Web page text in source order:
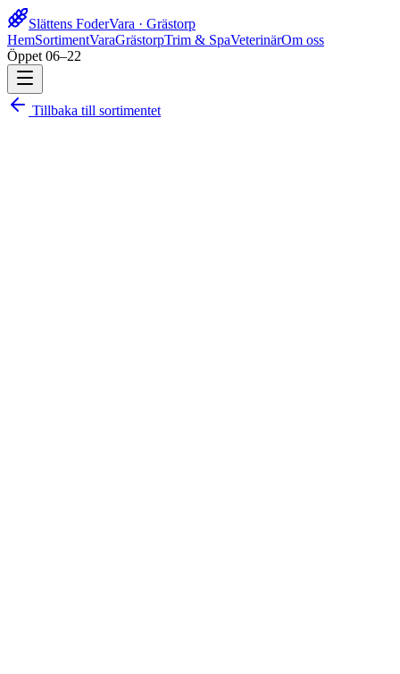
Slättens FoderVara · Grästorp
HemSortimentVaraGrästorpTrim & SpaVeterinärOm oss
Öppet 06–22
Tillbaka till sortimentet